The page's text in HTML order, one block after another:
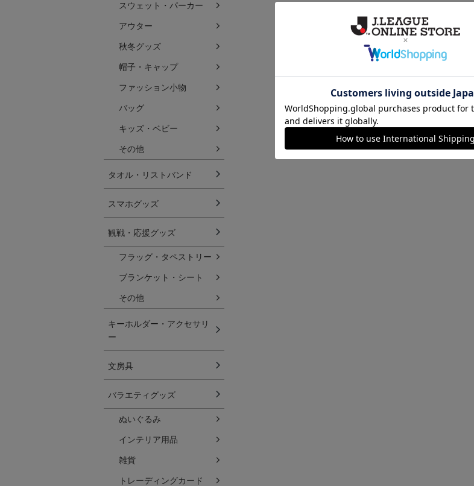
スウェット・パーカー
アウター
秋冬グッズ
帽子・キャップ
ファッション小物
バッグ
キッズ・ベビー
その他
タオル・リストバンド
スマホグッズ
観戦・応援グッズ
フラッグ・タペストリー
ブランケット・シート
その他
キーホルダー・アクセサリ
ー
文房具
バラエティグッズ
ぬいぐるみ
インテリア用品
雑貨
トレーディングカード